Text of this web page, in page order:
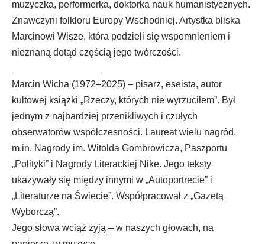
muzyczka, performerka, doktorka nauk humanistycznych.
Znawczyni folkloru Europy Wschodniej. Artystka bliska
Marcinowi Wisze, która podzieli się wspomnieniem i
nieznaną dotąd częścią jego twórczości.
Marcin Wicha (1972–2025) – pisarz, eseista, autor
kultowej książki „Rzeczy, których nie wyrzuciłem”. Był
jednym z najbardziej przenikliwych i czułych
obserwatorów współczesności. Laureat wielu nagród,
m.in. Nagrody im. Witolda Gombrowicza, Paszportu
„Polityki” i Nagrody Literackiej Nike. Jego teksty
ukazywały się między innymi w „Autoportrecie” i
„Literaturze na Świecie”. Współpracował z „Gazetą
Wyborczą”.
Jego słowa wciąż żyją – w naszych głowach, na